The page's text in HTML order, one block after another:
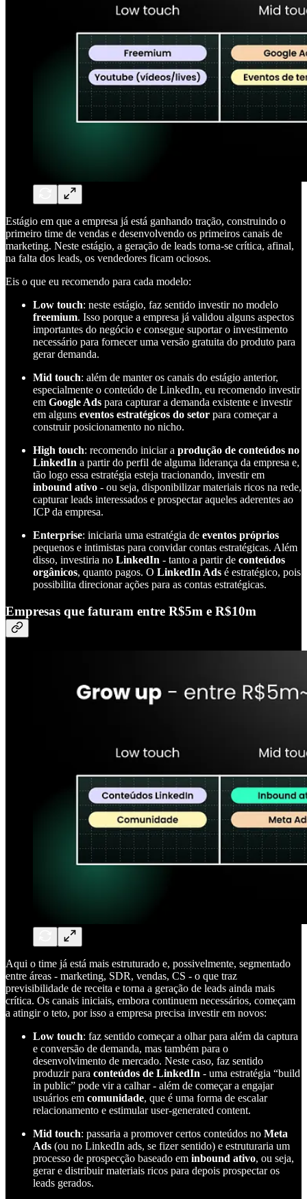
Estágio em que a empresa já está ganhando tração, construindo o
primeiro time de vendas e desenvolvendo os primeiros canais de
marketing. Neste estágio, a geração de leads torna-se crítica, afinal,
na falta dos leads, os vendedores ficam ociosos.
Eis o que eu recomendo para cada modelo:
Low touch: neste estágio, faz sentido investir no modelo
freemium. Isso porque a empresa já validou alguns aspectos
importantes do negócio e consegue suportar o investimento
necessário para fornecer uma versão gratuita do produto para
gerar demanda.
Mid touch: além de manter os canais do estágio anterior,
especialmente o conteúdo de LinkedIn, eu recomendo investir
em Google Ads para capturar a demanda existente e investir
em alguns eventos estratégicos do setor para começar a
construir posicionamento no nicho.
High touch: recomendo iniciar a produção de conteúdos no
LinkedIn a partir do perfil de alguma liderança da empresa e,
tão logo essa estratégia esteja tracionando, investir em
inbound ativo - ou seja, disponibilizar materiais ricos na rede,
capturar leads interessados e prospectar aqueles aderentes ao
ICP da empresa.
Enterprise: iniciaria uma estratégia de eventos próprios
pequenos e intimistas para convidar contas estratégicas. Além
disso, investiria no LinkedIn - tanto a partir de conteúdos
orgânicos, quanto pagos. O LinkedIn Ads é estratégico, pois
possibilita direcionar ações para as contas estratégicas.
Empresas que faturam entre R$5m e R$10m
Aqui o time já está mais estruturado e, possivelmente, segmentado
entre áreas - marketing, SDR, vendas, CS - o que traz
previsibilidade de receita e torna a geração de leads ainda mais
crítica. Os canais iniciais, embora continuem necessários, começam
a atingir o teto, por isso a empresa precisa investir em novos:
Low touch: faz sentido começar a olhar para além da captura
e conversão de demanda, mas também para o
desenvolvimento de mercado. Neste caso, faz sentido
produzir para conteúdos de LinkedIn - uma estratégia “build
in public” pode vir a calhar - além de começar a engajar
usuários em comunidade, que é uma forma de escalar
relacionamento e estimular user-generated content.
Mid touch: passaria a promover certos conteúdos no Meta
Ads (ou no LinkedIn ads, se fizer sentido) e estruturaria um
processo de prospecção baseado em inbound ativo, ou seja,
gerar e distribuir materiais ricos para depois prospectar os
leads gerados.